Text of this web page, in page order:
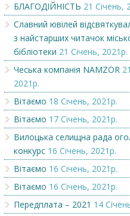
БЛАГОДІЙНІСТЬ 21 Січень,
Славний ювілей
з найстарших читачок
бібліотеки 21 Січень, 2021р.
Чеська компанія NAMZOR
2021р.
Вітаємо 18 Січень, 2021р.
Вітаємо 17 Січень, 2021р.
Вилоцька селищна рада
конкурс 16 Січень, 2021р.
Вітаємо 16 Січень, 2021р.
Вітаємо 16 Січень, 2021р.
Передплата – 2021 14
Оголошення